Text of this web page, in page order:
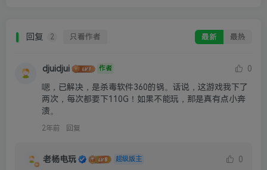
回复 2 只看作者 最新 最热
djuidjui 作者
0
嗯，已解决，是杀毒软件360的锅。话说，这游戏我下了
两次，每次都要下110G！如果不能玩，那是真有点小奔
溃。
2年前 回复
老杨电玩 超级版主 0